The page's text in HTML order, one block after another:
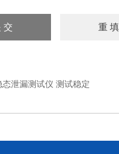
泄漏测试仪 测试稳定